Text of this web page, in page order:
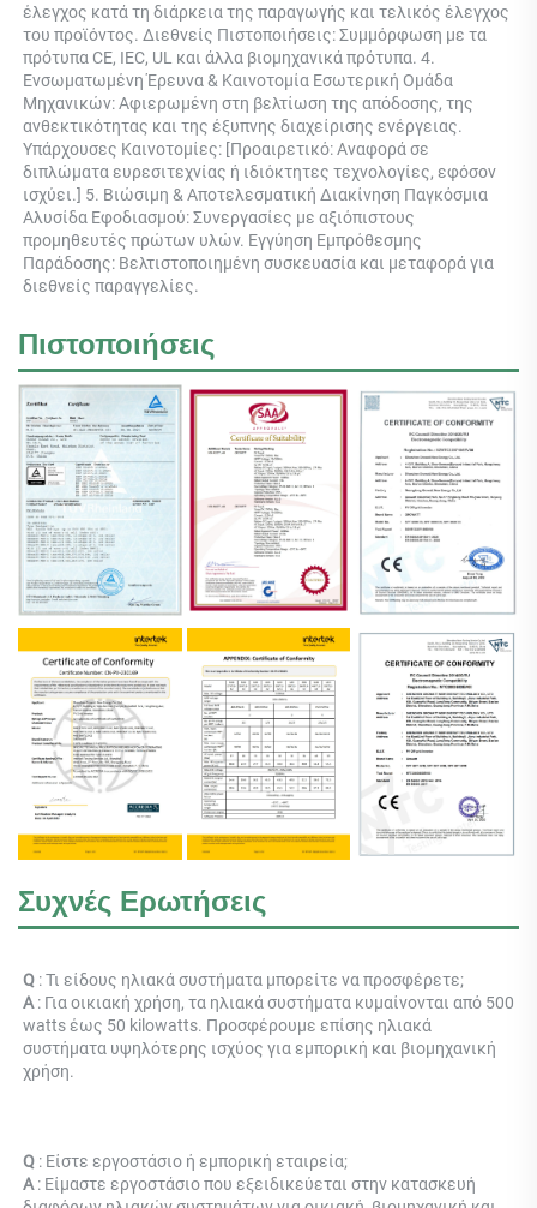
έλεγχος κατά τη διάρκεια της παραγωγής και τελικός έλεγχος
του προϊόντος. Διεθνείς Πιστοποιήσεις: Συμμόρφωση με τα
πρότυπα CE, IEC, UL και άλλα βιομηχανικά πρότυπα. 4.
Ενσωματωμένη Έρευνα & Καινοτομία Εσωτερική Ομάδα
Μηχανικών: Αφιερωμένη στη βελτίωση της απόδοσης, της
ανθεκτικότητας και της έξυπνης διαχείρισης ενέργειας.
Υπάρχουσες Καινοτομίες: [Προαιρετικό: Αναφορά σε
διπλώματα ευρεσιτεχνίας ή ιδιόκτητες τεχνολογίες, εφόσον
ισχύει.] 5. Βιώσιμη & Αποτελεσματική Διακίνηση Παγκόσμια
Αλυσίδα Εφοδιασμού: Συνεργασίες με αξιόπιστους
προμηθευτές πρώτων υλών. Εγγύηση Εμπρόθεσμης
Παράδοσης: Βελτιστοποιημένη συσκευασία και μεταφορά για
διεθνείς παραγγελίες.
Πιστοποιήσεις
Συχνές Ερωτήσεις
Q : Τι είδους ηλιακά συστήματα μπορείτε να προσφέρετε;
Α : Για οικιακή χρήση, τα ηλιακά συστήματα κυμαίνονται από 500
watts έως 50 kilowatts. Προσφέρουμε επίσης ηλιακά
συστήματα υψηλότερης ισχύος για εμπορική και βιομηχανική
χρήση.
Q : Είστε εργοστάσιο ή εμπορική εταιρεία;
Α : Είμαστε εργοστάσιο που εξειδικεύεται στην κατασκευή